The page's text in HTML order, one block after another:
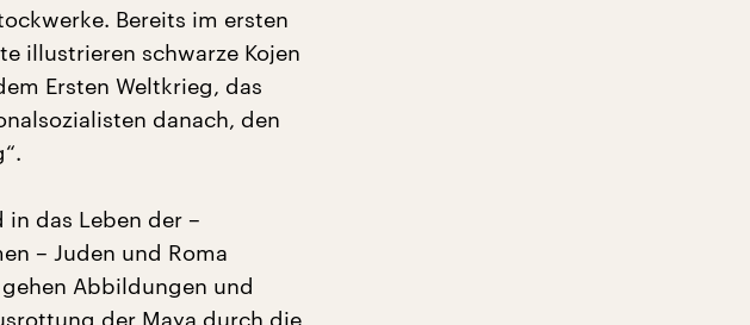
Bereits im ersten
illustrieren schwarze Kojen
Ersten Weltkrieg, das
danach, den
das Leben der –
– Juden und Roma
Abbildungen und
der Maya durch die